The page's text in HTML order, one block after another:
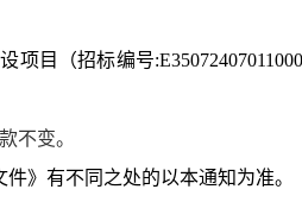
项目（招标编号:
不变。
》有不同之处的以本通知为准。